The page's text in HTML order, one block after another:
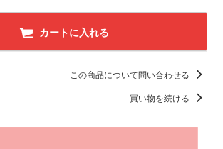
カートに入れる
この商品について問い合わせる
買い物を続ける